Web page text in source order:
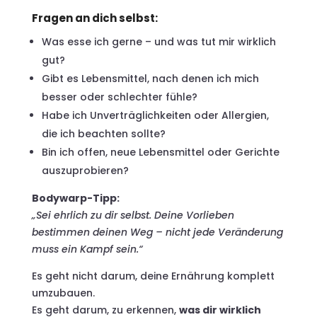
Fragen an dich selbst:
Was esse ich gerne – und was tut mir wirklich
gut?
Gibt es Lebensmittel, nach denen ich mich
besser oder schlechter fühle?
Habe ich Unverträglichkeiten oder Allergien,
die ich beachten sollte?
Bin ich offen, neue Lebensmittel oder Gerichte
auszuprobieren?
Bodywarp-Tipp:
„Sei ehrlich zu dir selbst. Deine Vorlieben
bestimmen deinen Weg – nicht jede Veränderung
muss ein Kampf sein.“
Es geht nicht darum, deine Ernährung komplett
umzubauen.
Es geht darum, zu erkennen, was dir wirklich